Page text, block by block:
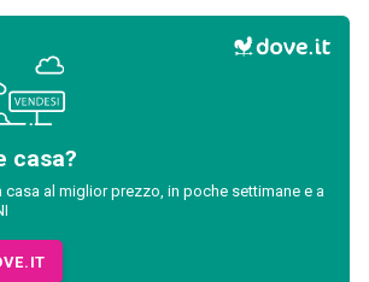
casa?
casa al miglior prezzo, in poche settimane e a